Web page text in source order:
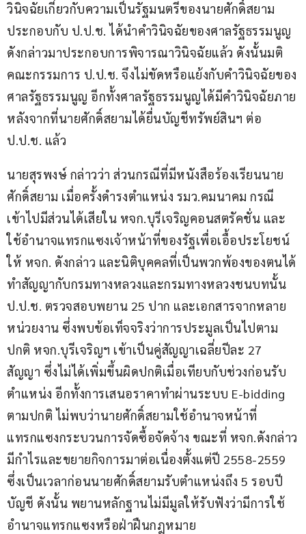
วินิจฉัยเกี่ยวกับความเป็นรัฐมนตรีของนายศักดิ์สยาม
ประกอบกับ ป.ป.ช. ได้นำคำวินิจฉัยของศาลรัฐธรรมนูญ
ดังกล่าวมาประกอบการพิจารณาวินิจฉัยแล้ว ดังนั้นมติ
คณะกรรมการ ป.ป.ช. จึงไม่ขัดหรือแย้งกับคำวินิจฉัยของ
ศาลรัฐธรรมนูญ อีกทั้งศาลรัฐธรรมนูญได้มีคำวินิจฉัยภาย
หลังจากที่นายศักดิ์สยามได้ยื่นบัญชีทรัพย์สินฯ ต่อ
ป.ป.ช. แล้ว
นายสุรพงษ์ กล่าวว่า ส่วนกรณีที่มีหนังสือร้องเรียนนาย
ศักดิ์สยาม เมื่อครั้งดำรงตำแหน่ง รมว.คมนาคม กรณี
เข้าไปมีส่วนได้เสียใน หจก.บุรีเจริญคอนสตรัคชั่น และ
ใช้อำนาจแทรกแซงเจ้าหน้าที่ของรัฐเพื่อเอื้อประโยชน์
ให้ หจก. ดังกล่าว และนิติบุคคลที่เป็นพวกพ้องของตนได้
ทำสัญญากับกรมทางหลวงและกรมทางหลวงชนบทนั้น
ป.ป.ช. ตรวจสอบพยาน 25 ปาก และเอกสารจากหลาย
หน่วยงาน ซึ่งพบข้อเท็จจริงว่าการประมูลเป็นไปตาม
ปกติ หจก.บุรีเจริญฯ เข้าเป็นคู่สัญญาเฉลี่ยปีละ 27
สัญญา ซึ่งไม่ได้เพิ่มขึ้นผิดปกติเมื่อเทียบกับช่วงก่อนรับ
ตำแหน่ง อีกทั้งการเสนอราคาทำผ่านระบบ E-bidding
ตามปกติ ไม่พบว่านายศักดิ์สยามใช้อำนาจหน้าที่
แทรกแซงกระบวนการจัดซื้อจัดจ้าง ขณะที่ หจก.ดังกล่าว
มีกำไรและขยายกิจการมาต่อเนื่องตั้งแต่ปี 2558-2559
ซึ่งเป็นเวลาก่อนนายศักดิ์สยามรับตำแหน่งถึง 5 รอบปี
บัญชี ดังนั้น พยานหลักฐานไม่มีมูลให้รับฟังว่ามีการใช้
อำนาจแทรกแซงหรือฝ่าฝืนกฎหมาย